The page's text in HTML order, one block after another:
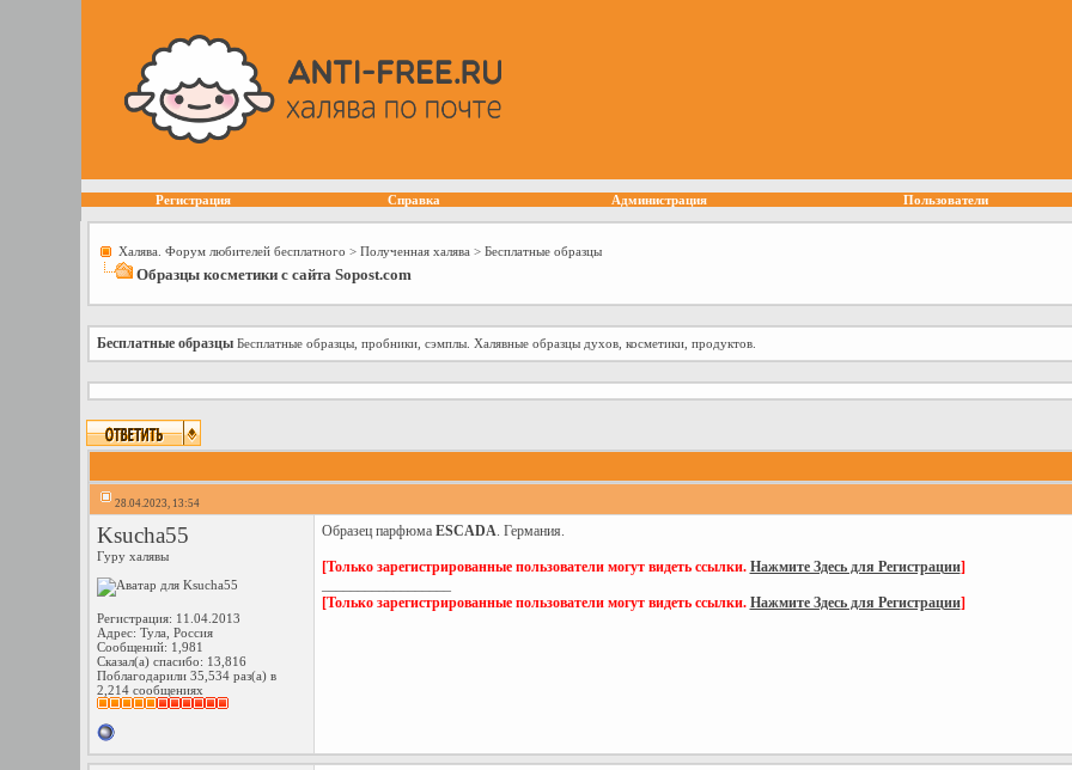
Регистрация Справка Администрация Пользователи
Халява. Форум любителей бесплатного > Полученная халява > Бесплатные образцы
Образцы косметики с сайта Sopost.com
Бесплатные образцы Бесплатные образцы, пробники, сэмплы. Халявные образцы духов, косметики, продуктов.
28.04.2023, 13:54
Ksucha55
Гуру халявы
Регистрация: 11.04.2013
Адрес: Тула, Россия
Сообщений: 1,981
Сказал(а) спасибо: 13,816
Поблагодарили 35,534 раз(а) в
2,214 сообщениях
Образец парфюма ESCADA. Германия.
[Только зарегистрированные пользователи могут видеть ссылки. Нажмите Здесь для Регистрации]
[Только зарегистрированные пользователи могут видеть ссылки. Нажмите Здесь для Регистрации]